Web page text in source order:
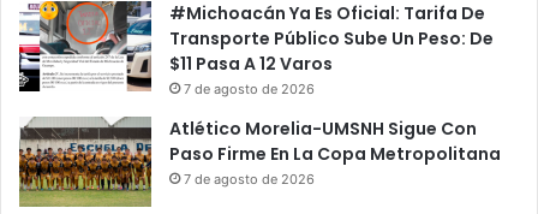
#Michoacán Ya Es Oficial: Tarifa De
Transporte Público Sube Un Peso: De
$11 Pasa A 12 Varos
7 de agosto de 2026
Atlético Morelia-UMSNH Sigue Con
Paso Firme En La Copa Metropolitana
7 de agosto de 2026